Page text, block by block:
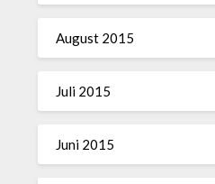
August 2015
Juli 2015
Juni 2015